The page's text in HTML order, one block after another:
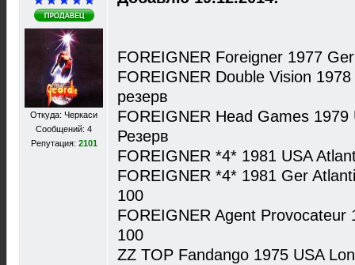
Откуда: Черкаси
Сообщений: 4
Репутация: 2101
FOREIGNER Foreigner 1977
FOREIGNER Double Vision
резерв
FOREIGNER Head Games
Резерв
FOREIGNER *4* 1981 USA
FOREIGNER *4* 1981 Ger
100
FOREIGNER Agent
100
ZZ TOP Fandango 1975 USA